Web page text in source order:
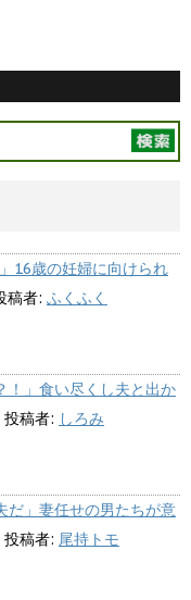
16歳の妊婦に向けられ
稿者: ふくふく
！」食い尽くし夫と出か
投稿者: しろみ
だ」妻任せの男たちが意
投稿者: 尾持トモ